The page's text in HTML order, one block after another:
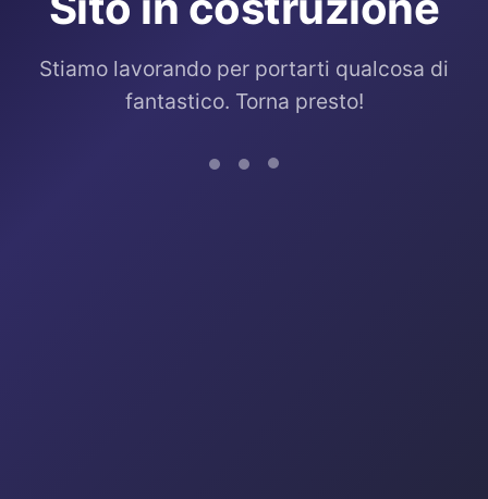
Stiamo lavorando per portarti qualcosa di
fantastico. Torna presto!